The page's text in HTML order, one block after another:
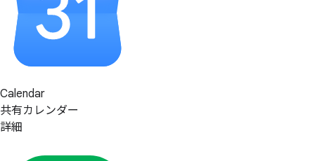
Calendar
共有カレンダー
詳細